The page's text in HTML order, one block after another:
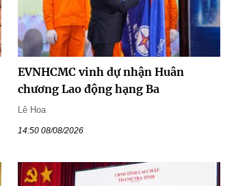
EVNHCMC vinh dự nhận Huân
chương Lao động hạng Ba
Lê Hoa
14:50 08/08/2026